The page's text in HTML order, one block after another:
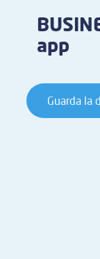
app
Guarda la